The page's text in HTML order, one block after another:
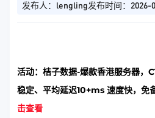
发布人：lengling发布时间：2026-
活动：桔子数据-爆款香港服务器，
稳定、平均延迟10+ms 速度快，免
击查看